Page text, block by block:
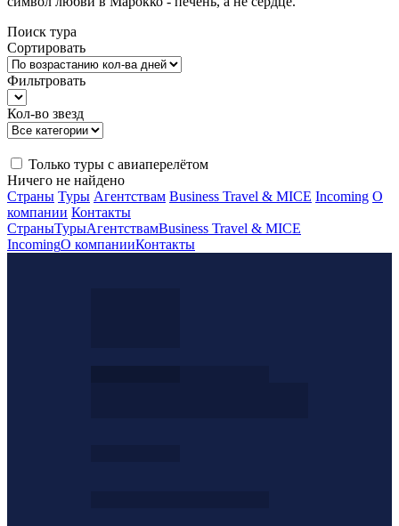
Поиск тура
Сортировать
Фильтровать
Кол-во звезд
Только туры с авиаперелётом
Ничего не найдено
Страны Туры Агентствам Business Travel & MICE Incoming О
компании Контакты
СтраныТурыАгентствамBusiness Travel & MICE
IncomingО компанииКонтакты